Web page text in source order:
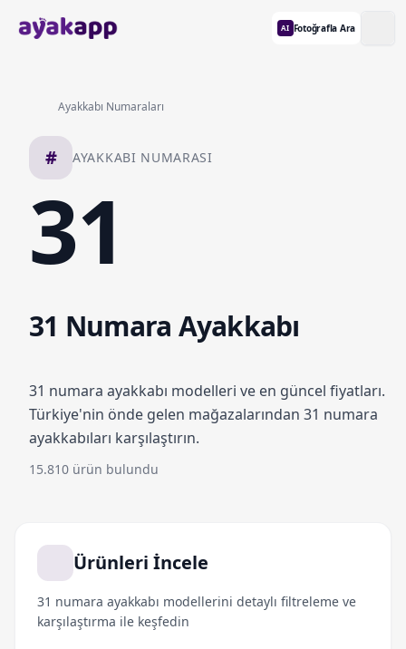
AI Fotoğrafla Ara
Ayakkabı Numaraları
# AYAKKABI NUMARASI
31
31 Numara Ayakkabı
31 numara ayakkabı modelleri ve en güncel fiyatları.
Türkiye'nin önde gelen mağazalarından 31 numara
ayakkabıları karşılaştırın.
15.810 ürün bulundu
Ürünleri İncele
31 numara ayakkabı modellerini detaylı filtreleme ve
karşılaştırma ile keşfedin